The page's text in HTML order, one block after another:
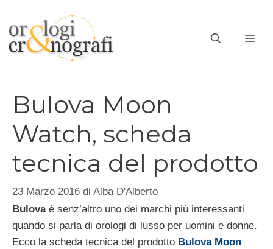
contenuto
Bulova Moon
Watch, scheda
tecnica del prodotto
23 Marzo 2016 di Alba D'Alberto
Bulovaè senz’altro uno dei marchi più interessanti
quando si parla di orologi di lusso per uomini e donne.
Ecco la scheda tecnica del prodotto Bulova Moon